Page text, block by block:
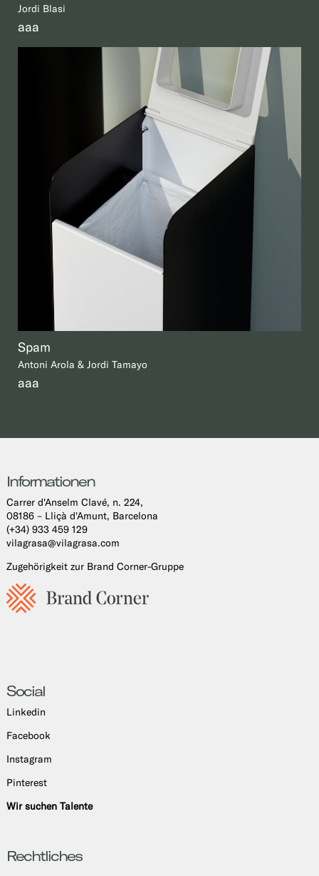
Jordi Blasi
aaa
Spam
Antoni Arola & Jordi Tamayo
aaa
Informationen
Carrer d'Anselm Clavé, n. 224,
08186 – Lliçà d'Amunt, Barcelona
(+34) 933 459 129
vilagrasa@vilagrasa.com
Zugehörigkeit zur Brand Corner-Gruppe
Social
Linkedin
Facebook
Instagram
Pinterest
Wir suchen Talente
Rechtliches